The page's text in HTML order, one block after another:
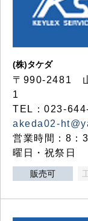
(株)タケダ
〒990-2481
1
TEL：023-
akeda02-
営業時間：8：
曜日・祝祭日
販売可